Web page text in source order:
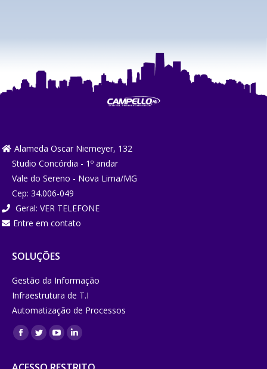
Alameda Oscar Niemeyer, 132
Studio Concórdia - 1º andar
Vale do Sereno - Nova Lima/MG
Cep: 34.006-049
Geral: VER TELEFONE
Entre em contato
SOLUÇÕES
Gestão da Informação
Infraestrutura de T.I
Automatização de Processos
Encontre-
Facebook
TwitterYouTubeLinkedin